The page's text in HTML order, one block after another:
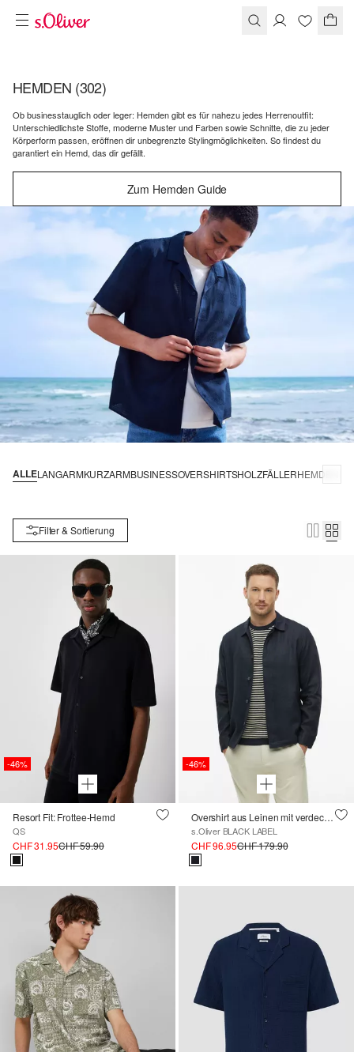
HEMDEN (302)
Ob businesstauglich oder leger: Hemden gibt es für nahezu jedes Herrenoutfit:
Unterschiedlichste Stoffe, moderne Muster und Farben sowie Schnitte, die zu jeder
Körperform passen, eröffnen dir unbegrenzte Stylingmöglichkeiten. So findest du
garantiert ein Hemd, das dir gefällt.
Zum Hemden Guide
ALLELANGARMKURZARMBUSINESSOVERSHIRTSHOLZFÄLLERHEMDEN
Filter & Sortierung
-46%
Resort Fit: Frottee-Hemd
QS
CHF 31.95CHF 59.90
-46%
Overshirt aus Leinen mit verdeckter Knopfleiste
s.Oliver BLACK LABEL
CHF 96.95CHF 179.90